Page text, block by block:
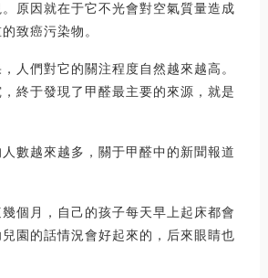
原因就在于它不光會對空氣質量造成
致癌污染物。
人們對它的關注程度自然越來越高。
終于發現了甲醛最主要的來源，就是
數越來越多，關于甲醛中的新聞報道
個月，自己的孩子每天早上起床都會
園的話情況會好起來的，后來眼睛也